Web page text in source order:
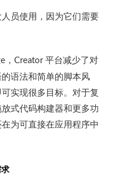
员使用，因为它们需要
，Creator平台减少了对
语法和简单的脚本风
实现很多目标。对于复
式代码构建器和更多功
在为可直接在应用程序中